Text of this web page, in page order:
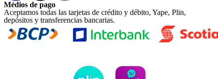
Médios de pago
Aceptamos todas las tarjetas de crédito y débito, Yape, Plin,
depósitos y transferencias bancarias.